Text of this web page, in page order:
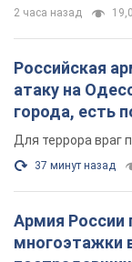
Армия России
многоэтажки
пострадавших
Враг умышленно
17 минут назад